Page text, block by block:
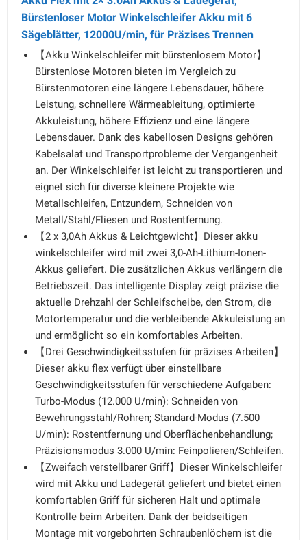
Bürstenloser Motor Winkelschleifer Akku mit 6
Sägeblätter, 12000U/min, für Präzises Trennen
【Akku Winkelschleifer mit bürstenlosem Motor】
Bürstenlose Motoren bieten im Vergleich zu
Bürstenmotoren eine längere Lebensdauer, höhere
Leistung, schnellere Wärmeableitung, optimierte
Akkuleistung, höhere Effizienz und eine längere
Lebensdauer. Dank des kabellosen Designs gehören
Kabelsalat und Transportprobleme der Vergangenheit
an. Der Winkelschleifer ist leicht zu transportieren und
eignet sich für diverse kleinere Projekte wie
Metallschleifen, Entzundern, Schneiden von
Metall/Stahl/Fliesen und Rostentfernung.
【2 x 3,0Ah Akkus & Leichtgewicht】Dieser akku
winkelschleifer wird mit zwei 3,0-Ah-Lithium-Ionen-
Akkus geliefert. Die zusätzlichen Akkus verlängern die
Betriebszeit. Das intelligente Display zeigt präzise die
aktuelle Drehzahl der Schleifscheibe, den Strom, die
Motortemperatur und die verbleibende Akkuleistung an
und ermöglicht so ein komfortables Arbeiten.
【Drei Geschwindigkeitsstufen für präzises Arbeiten】
Dieser akku flex verfügt über einstellbare
Geschwindigkeitsstufen für verschiedene Aufgaben:
Turbo-Modus (12.000 U/min): Schneiden von
Bewehrungsstahl/Rohren; Standard-Modus (7.500
U/min): Rostentfernung und Oberflächenbehandlung;
Präzisionsmodus 3.000 U/min: Feinpolieren/Schleifen.
【Zweifach verstellbarer Griff】Dieser Winkelschleifer
wird mit Akku und Ladegerät geliefert und bietet einen
komfortablen Griff für sicheren Halt und optimale
Kontrolle beim Arbeiten. Dank der beidseitigen
Montage mit vorgebohrten Schraubenlöchern ist die